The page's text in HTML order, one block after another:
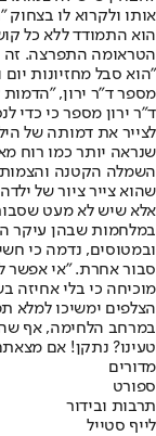
אותו ולקרוא לו בצחוק
הוא התמודד ללא כל
הטראומה התפרצה. זה
"הוא סבל מחזיונות
מספר ד"ר ירון,
ד"ר ירון מספר כי כדי
לצייר את דמותה של
שנראה יותר כמו רוח
השמלה הקטנה והצמות
שהוא צייר ציור של
אלא שיש לא מעט
במלחמות שבהן עיקר
ובמטוסים, נדמה כי
סבור אחרת. "אי אפשר
מוכיחה כי בלי אחיזה
הצלפים ימשיכו למלא
במרחב הלחימה, אף
טעינו? נתקן! אם
מדורים
ספורט
תרבות ובידור
לייף סטייל